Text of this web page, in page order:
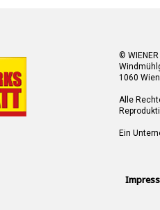
©
1060
Alle
Ein